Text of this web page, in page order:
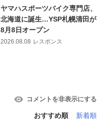
ヤマハスポーツバイク専門店、
北海道に誕生…YSP札幌清田が
8月8日オープン
2026.08.08 レスポンス
コメントを非表示にする
おすすめ順 新着順